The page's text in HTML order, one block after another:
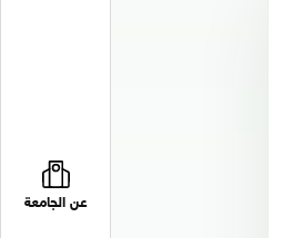
عن الجامعة